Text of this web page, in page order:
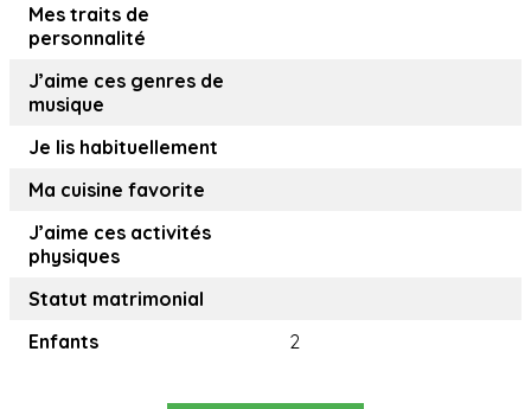
Mes traits de
personnalité
J’aime ces genres de
musique
Je lis habituellement
Ma cuisine favorite
J’aime ces activités
physiques
Statut matrimonial
Enfants
2